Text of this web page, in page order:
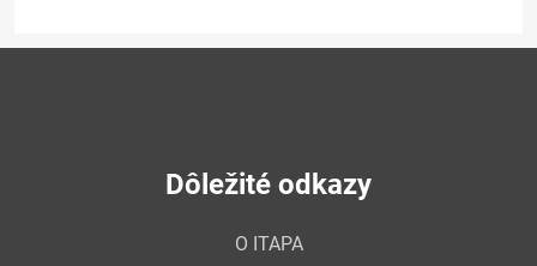
Dôležité odkazy
O ITAPA